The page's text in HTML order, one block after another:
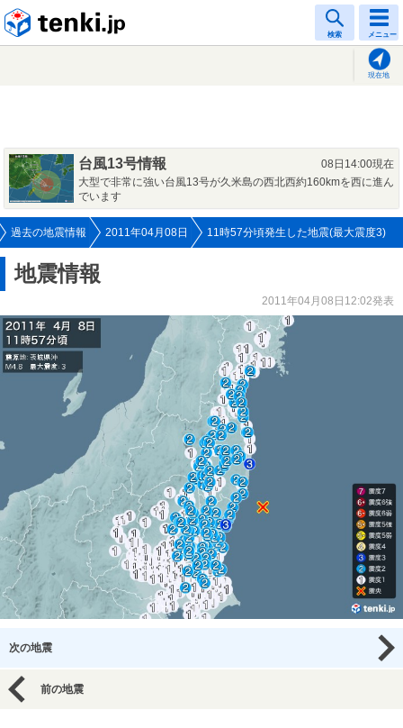
検索 メニュー
現在地
台風13号情報
08日14:00現在
大型で非常に強い台風13号が久米島の西北西約160kmを西に進ん
でいます
過去の地震情報 2011年04月08日 11時57分頃発生した地震(最大震度3)
地震情報
2011年04月08日12:02発表
次の地震
前の地震